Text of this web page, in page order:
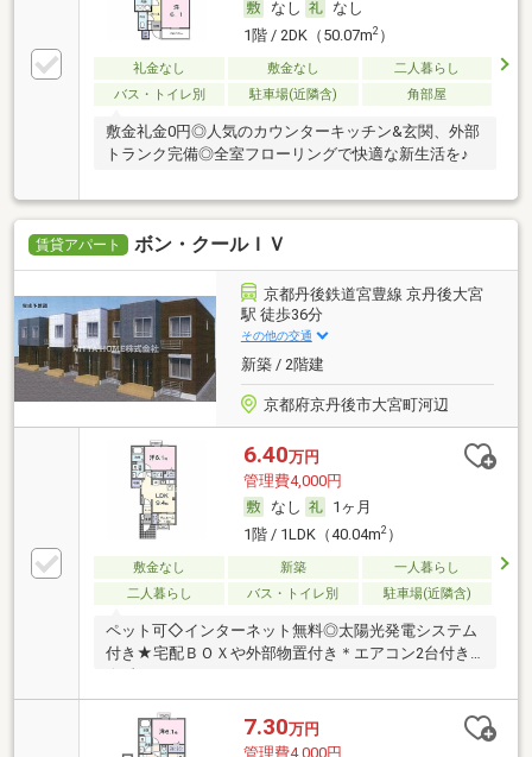
なし
なし
1階 / 2DK（50.07m2）
礼金なし 敷金なし
二人暮らし
バス・トイレ別
駐車場(近隣含) 角部屋
敷金礼金0円◎人気のカウンターキッチン&玄関、外部
トランク完備◎全室フローリングで快適な新生活を♪
賃貸アパート ボン・クールＩＶ
京都丹後鉄道宮豊線 京丹後大宮
駅 徒歩36分
その他の交通
新築 / 2階建
京都府京丹後市大宮町河辺
6.40万円
管理費4,000円
なし
1ヶ月
1階 / 1LDK（40.04m2）
敷金なし 新築
一人暮らし
二人暮らし
バス・トイレ別 駐車場(近隣含)
ペット可◇インターネット無料◎太陽光発電システム
付き★宅配ＢＯＸや外部物置付き＊エアコン2台付き
7.30万円
管理費4,000円